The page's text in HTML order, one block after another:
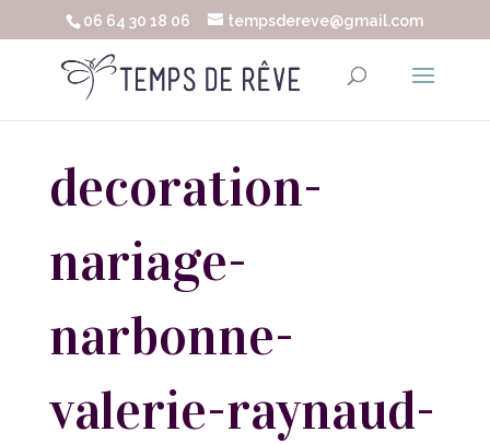
06 64 30 18 06 tempsdereve@gmail.com
decoration-
nariage-
narbonne-
valerie-raynaud-